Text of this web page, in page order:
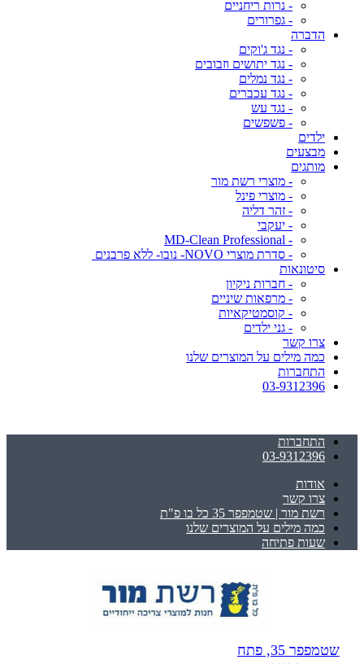
- נרות ריחניים
- גפרורים
הדברה
- נגד ג'וקים
- נגד יתושים וזבובים
- נגד נמלים
- נגד עכברים
- נגד עש
- פשפשים
ילדים
מבצעים
מותגים
- מוצרי רשת מור
- מוצרי פינל
- זהר דליה
- יעקבי
- MD-Clean Professional
- סדרת מוצרי NOVO- נובו- ללא פרבנים
סיטונאות
- חברות ניקיון
- מרפאות שיניים
- קוסמטיקאיות
- גני ילדים
צרו קשר
כמה מילים על המוצרים שלנו
התחברות
03-9312396
התחברות
03-9312396
אודות
צרו קשר
רשת מור | שטמפפר 35 כל בו פ"ת
כמה מילים על המוצרים שלנו
שעות פתיחה
שטמפפר 35, פתח